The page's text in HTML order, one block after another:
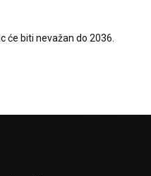
će biti nevažan do 2036.